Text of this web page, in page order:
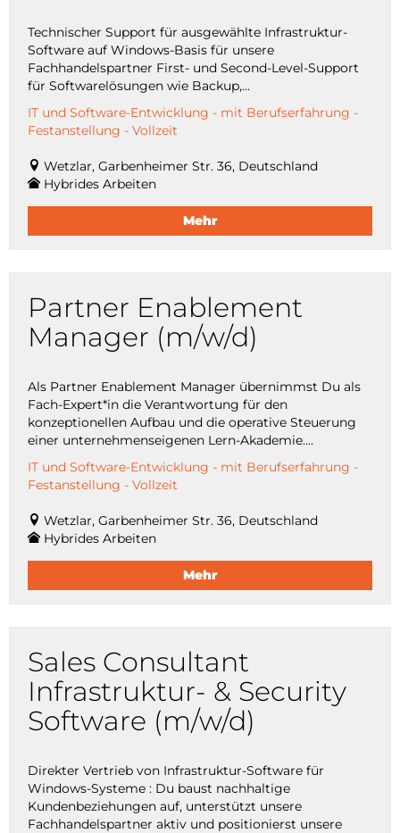
Technischer Support für ausgewählte Infrastruktur-
Software auf Windows-Basis für unsere
Fachhandelspartner First- und Second-Level-Support
für Softwarelösungen wie Backup,...
IT und Software-Entwicklung - mit Berufserfahrung -
Festanstellung - Vollzeit
Wetzlar, Garbenheimer Str. 36, Deutschland
Hybrides Arbeiten
Mehr
Partner Enablement
Manager (m/w/d)
Als Partner Enablement Manager übernimmst Du als
Fach-Expert*in die Verantwortung für den
konzeptionellen Aufbau und die operative Steuerung
einer unternehmenseigenen Lern-Akademie....
IT und Software-Entwicklung - mit Berufserfahrung -
Festanstellung - Vollzeit
Wetzlar, Garbenheimer Str. 36, Deutschland
Hybrides Arbeiten
Mehr
Sales Consultant
Infrastruktur- & Security
Software (m/w/d)
Direkter Vertrieb von Infrastruktur-Software für
Windows-Systeme : Du baust nachhaltige
Kundenbeziehungen auf, unterstützt unsere
Fachhandelspartner aktiv und positionierst unsere